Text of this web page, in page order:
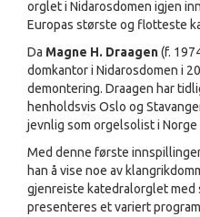
orglet i Nidarosdomen igjen
Europas største og flotteste
Da Magne H. Draagen(f.
domkantor i Nidarosdomen i
demontering. Draagen har
henholdsvis Oslo og
jevnlig som orgelsolist i Norge
Med denne første
han å vise noe av
gjenreiste katedralorglet med
presenteres et variert